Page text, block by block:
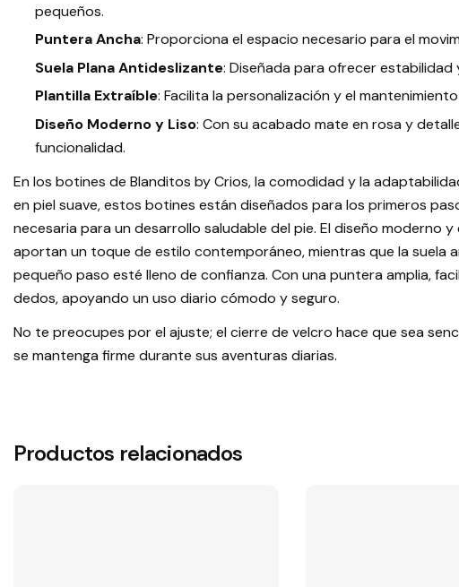
pequeños.
Puntera Ancha: Proporciona el espacio necesario para el
Suela Plana Antideslizante: Diseñada para ofrecer estabilidad
Plantilla Extraíble: Facilita la personalización y el
Diseño Moderno y Liso: Con su acabado mate en rosa y
funcionalidad.
En los botines de Blanditos by Crios, la comodidad y la
en piel suave, estos botines están diseñados para los primeros
necesaria para un desarrollo saludable del pie. El diseño moderno
aportan un toque de estilo contemporáneo, mientras que la suela
pequeño paso esté lleno de confianza. Con una puntera amplia,
dedos, apoyando un uso diario cómodo y seguro.
No te preocupes por el ajuste; el cierre de velcro hace que sea
se mantenga firme durante sus aventuras diarias.
Productos relacionados